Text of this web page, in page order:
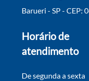
Barueri - SP - CEP:
Horário de
atendimento
De segunda a sexta